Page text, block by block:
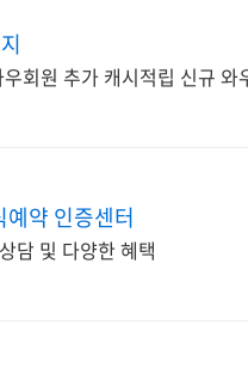
회원 추가 캐시적립 신규
약 인증센터
담 및 다양한 혜택